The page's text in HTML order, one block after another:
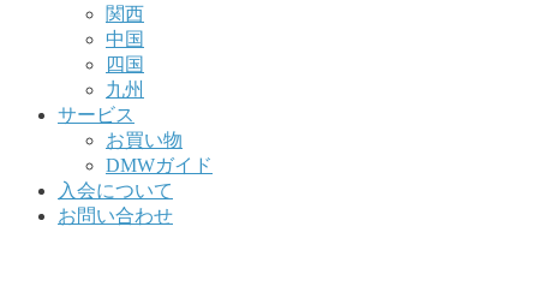
関西
中国
四国
九州
サービス
お買い物
DMWガイド
入会について
お問い合わせ